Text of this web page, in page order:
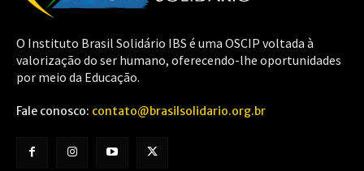
O Instituto Brasil Solidário IBS é uma OSCIP voltada à
valorização do ser humano, oferecendo-lhe oportunidades
por meio da Educação.
Fale conosco: contato@brasilsolidario.org.br